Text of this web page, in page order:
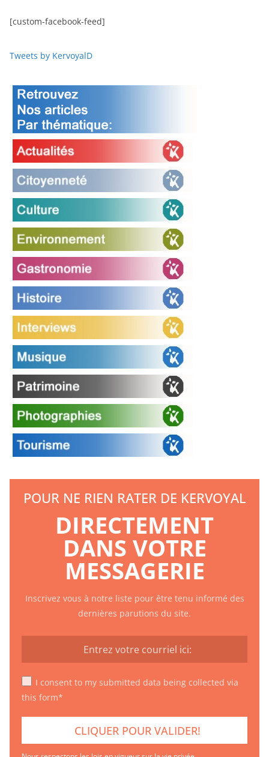
[custom-facebook-feed]
Tweets by KervoyalD
POUR NE RIEN RATER DE KERVOYAL
DIRECTEMENT
DANS VOTRE
MESSAGERIE
Inscrivez vous à notre liste pour être tenu informé des
dernières parutions du site.
I consent to my submitted data being collected via
this form*